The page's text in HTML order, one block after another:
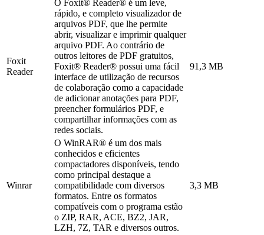
Foxit
Reader
O Foxit® Reader® é um leve,
rápido, e completo visualizador de
arquivos PDF, que lhe permite
abrir, visualizar e imprimir qualquer
arquivo PDF. Ao contrário de
outros leitores de PDF gratuitos,
Foxit® Reader® possui uma fácil
interface de utilização de recursos
de colaboração como a capacidade
de adicionar anotações para PDF,
preencher formulários PDF, e
compartilhar informações com as
redes sociais.
91,3 MB
Winrar
O WinRAR® é um dos mais
conhecidos e eficientes
compactadores disponíveis, tendo
como principal destaque a
compatibilidade com diversos
formatos. Entre os formatos
compatíveis com o programa estão
o ZIP, RAR, ACE, BZ2, JAR,
LZH, 7Z, TAR e diversos outros.
3,3 MB